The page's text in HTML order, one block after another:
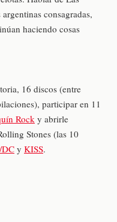
consagradas,
haciendo cosas
16 discos (entre
participar en 11
Rock y abrirle
Stones (las 10
DC y KISS.